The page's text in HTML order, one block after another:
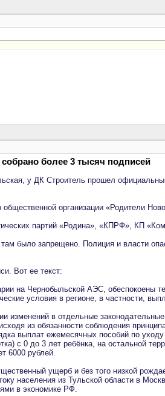
более 3 тысяч подписей
у ДК Строитель прошел
организации «Родители
партий «Родина», «КПРФ», КП
было запрещено. Полиция и власти
Вот ее текст:
на Чернобыльской АЭС, обеспокоены
условия в регионе, в частности,
изменений в отдельные
из обязанности соблюдения
выплат ежемесячных пособий по
с 0 до 3 лет ребёнка, на остальной
6000 рублей.
ущерб и без того низкой
населения из Тульской области в
в экономике РФ.